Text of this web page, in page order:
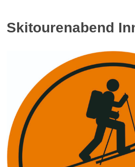
Skitourenabend